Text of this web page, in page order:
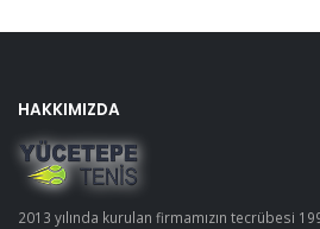
HAKKIMIZDA
2013 yılında kurulan firmamızın tecrübesi